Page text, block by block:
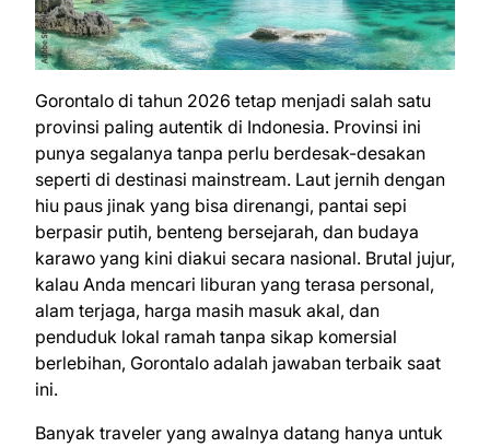
Gorontalo di tahun 2026 tetap menjadi salah satu
provinsi paling autentik di Indonesia. Provinsi ini
punya segalanya tanpa perlu berdesak-desakan
seperti di destinasi mainstream. Laut jernih dengan
hiu paus jinak yang bisa direnangi, pantai sepi
berpasir putih, benteng bersejarah, dan budaya
karawo yang kini diakui secara nasional. Brutal jujur,
kalau Anda mencari liburan yang terasa personal,
alam terjaga, harga masih masuk akal, dan
penduduk lokal ramah tanpa sikap komersial
berlebihan, Gorontalo adalah jawaban terbaik saat
ini.
Banyak traveler yang awalnya datang hanya untuk